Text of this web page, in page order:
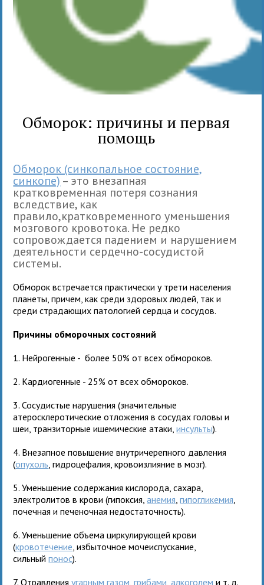
Обморок: причины и первая
помощь
Обморок (синкопальное состояние,
синкопе) – это внезапная
кратковременная потеря сознания
вследствие, как
правило,кратковременного уменьшения
мозгового кровотока. Не редко
сопровождается падением и нарушением
деятельности сердечно-сосудистой
системы.
Обморок встречается практически у трети населения
планеты, причем, как среди здоровых людей, так и
среди страдающих патологией сердца и сосудов.
Причины обморочных состояний
1. Нейрогенные - более 50% от всех обмороков.
2. Кардиогенные - 25% от всех обмороков.
3. Сосудистые нарушения (значительные
атеросклеротические отложения в сосудах головы и
шеи, транзиторные ишемические атаки,инсульты).
4. Внезапное повышение внутричерепного давления
(опухоль , гидроцефалия, кровоизлияние в мозг).
5. Уменьшение содержания кислорода, сахара,
электролитов в крови (гипоксия,анемия ,гипогликемия
почечная и печеночная недостаточность).
6. Уменьшение объема циркулирующей крови
(кровотечение , избыточное мочеиспускание,
сильныйпонос).
7. Отравленияугарным газом ,грибами ,алкоголеми т. д.